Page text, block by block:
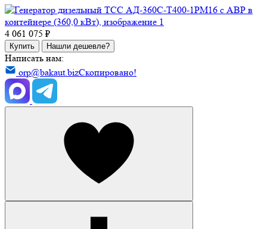
4 061 075 ₽
Купить Нашли дешевле?
Написать нам:
orp@bakaut.bizСкопировано!